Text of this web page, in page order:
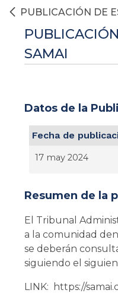
PUBLICACIÓN DE
SAMAI
Datos de la
Fecha de
17 may 2024
Resumen de la
El Tribunal
a la comunidad
se deberán
siguiendo el
LINK: https://